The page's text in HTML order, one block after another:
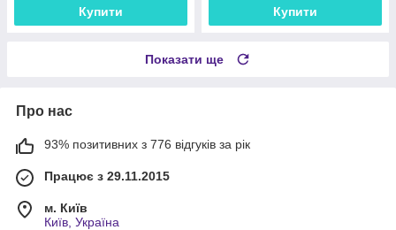
Купити Купити
Показати ще
Про нас
93% позитивних з 776 відгуків за рік
Працює з 29.11.2015
м. Київ
Київ, Україна